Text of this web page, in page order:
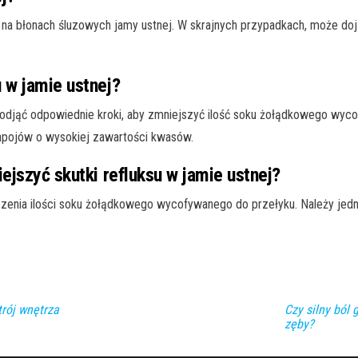
błonach śluzowych jamy ustnej. W skrajnych przypadkach, może
jamie ustnej?
odpowiednie kroki, aby zmniejszyć ilość soku żołądkowego
o wysokiej zawartości kwasów.
skutki refluksu w jamie ustnej?
ilości soku żołądkowego wycofywanego do przełyku. Należy
wnętrza
Czy silny ból
zęby?